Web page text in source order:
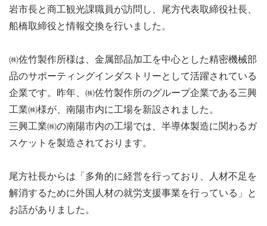
岩市長と商工観光課職員が訪問し、尾方代表取締役社長、
船橋取締役と情報交換を行いました。
㈱佐竹製作所様は、金属部品加工を中心とした精密機械部
品のサポーティングインダストリーとして活躍されている
企業です。昨年、㈱佐竹製作所のグループ企業である三興
工業㈱様が、南陽市内に工場を新設されました。
三興工業㈱の南陽市内の工場では、半導体製造に関わるガ
スケットを製造されております。
尾方社長からは「多角的に経営を行っており、人材不足を
解消するために外国人材の就労支援事業を行っている」と
お話がありました。